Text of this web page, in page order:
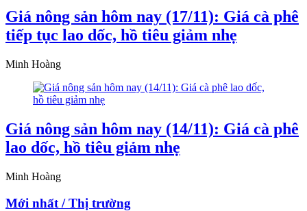
Giá nông sản hôm nay (17/11): Giá cà phê
tiếp tục lao dốc, hồ tiêu giảm nhẹ
Minh Hoàng
Giá nông sản hôm nay (14/11): Giá cà phê
lao dốc, hồ tiêu giảm nhẹ
Minh Hoàng
Mới nhất / Thị trường